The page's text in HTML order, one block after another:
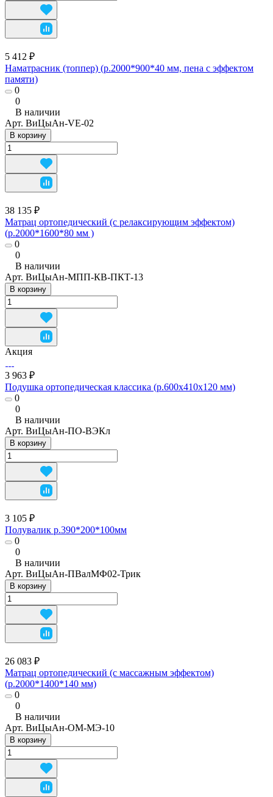
5 412 ₽
Наматрасник (топпер) (р.2000*900*40 мм, пена с эффектом
памяти)
0
0
В наличии
Арт. ВиЦыАн-VE-02
В корзину
38 135 ₽
Матрац ортопедический (с релаксирующим эффектом)
(р.2000*1600*80 мм )
0
0
В наличии
Арт. ВиЦыАн-МПП-КВ-ПКТ-13
В корзину
Акция
3 963 ₽
Подушка ортопедическая классика (р.600х410х120 мм)
0
0
В наличии
Арт. ВиЦыАн-ПО-ВЭКл
В корзину
3 105 ₽
Полувалик р.390*200*100мм
0
0
В наличии
Арт. ВиЦыАн-ПВалМФ02-Трик
В корзину
26 083 ₽
Матрац ортопедический (с массажным эффектом)
(р.2000*1400*140 мм)
0
0
В наличии
Арт. ВиЦыАн-ОМ-МЭ-10
В корзину